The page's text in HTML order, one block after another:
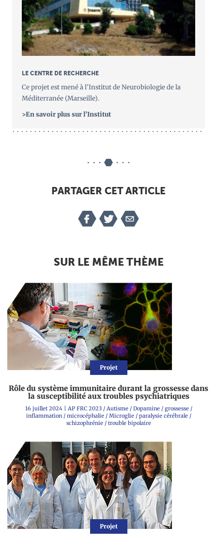
LE CENTRE DE RECHERCHE
Ce projet est mené à l’Institut de Neurobiologie de la
Méditerranée (Marseille).
>En savoir plus sur l’Institut
PARTAGER CET ARTICLE
SUR LE MÊME THÈME
Projet
Rôle du système immunitaire durant la grossesse dans
la susceptibilité aux troubles psychiatriques
16 juillet 2024| AP FRC 2023/ Autisme/ Dopamine/ grossesse/
inflammation/ microcéphalie/ Microglie/ paralysie cérébrale/
schizophrénie/ trouble bipolaire
Projet